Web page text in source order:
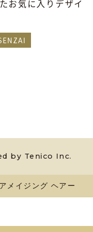
お気に入りデザイ
by Tenico Inc.
イジング ヘアー